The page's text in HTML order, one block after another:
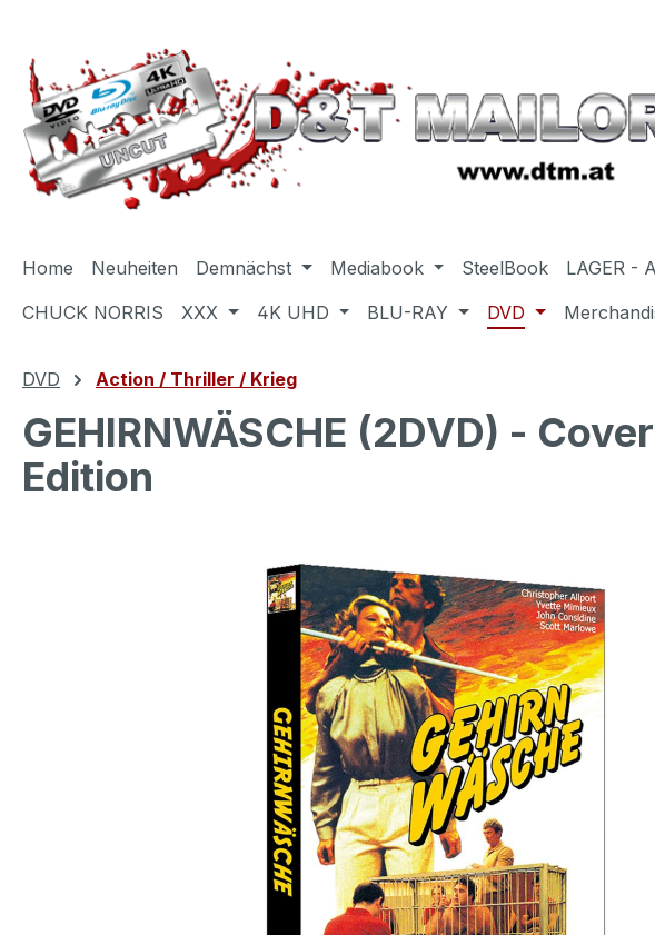
Home Neuheiten Demnächst Mediabook SteelBook LAGER -
CHUCK NORRIS
XXX 4K UHD BLU-RAY DVD
DVD Action / Thriller / Krieg
GEHIRNWÄSCHE (2DVD) -
Edition